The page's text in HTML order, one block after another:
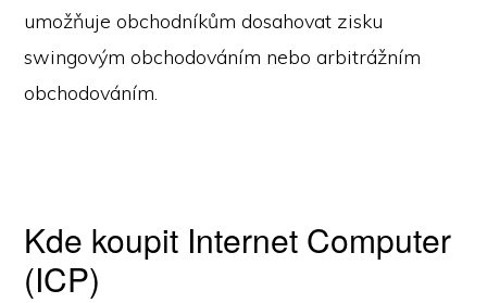
umožňuje obchodníkům dosahovat zisku
swingovým obchodováním nebo arbitrážním
obchodováním.
Kde koupit Internet Computer
(ICP)